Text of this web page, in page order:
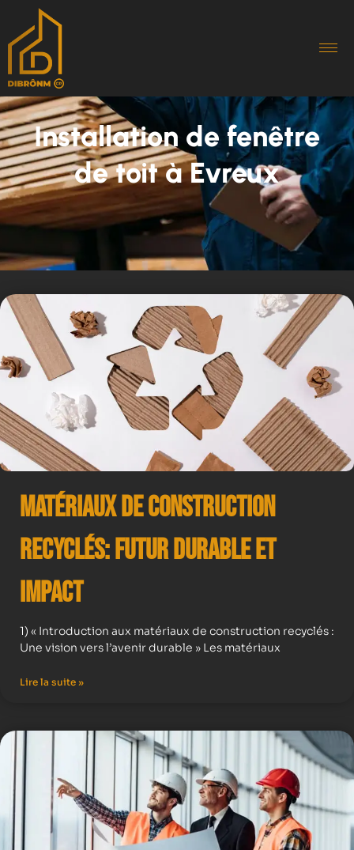
Installation de fenêtre
de toit à Evreux
Matériaux de Construction
Recyclés: Futur Durable et
Impact
1) « Introduction aux matériaux de construction recyclés :
Une vision vers l’avenir durable » Les matériaux
Lire la suite »